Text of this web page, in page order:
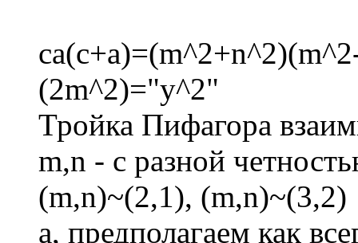
(2m^2)="y^2"
Тройка Пифагора
m,n - с разной
(m,n)~(2,1), (m,n)~(3,2)
a, предполагаем как